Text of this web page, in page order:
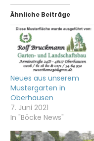
Ähnliche Beiträge
Neues aus unserem
Mustergarten in
Oberhausen
7. Juni 2021
In "Böcke News"